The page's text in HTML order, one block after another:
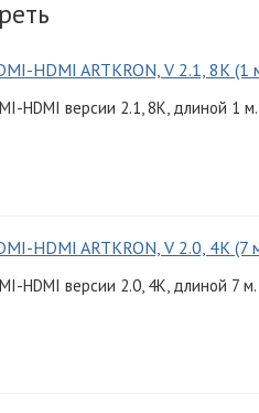
HDMI ARTKRON, V 2.1, 8K (1
HDMI версии 2.1, 8K, длиной 1 м.
HDMI ARTKRON, V 2.0, 4K (7
HDMI версии 2.0, 4K, длиной 7 м.